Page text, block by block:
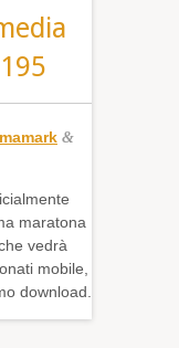
&
maratona
vedrà
mobile,
download.